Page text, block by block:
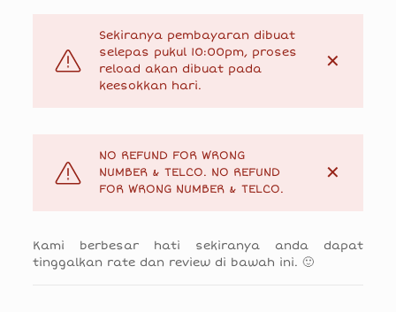
Sekiranya pembayaran dibuat
selepas pukul 10:00pm, proses
reload akan dibuat pada
keesokkan hari.
✕
NO REFUND FOR WRONG
NUMBER & TELCO. NO REFUND
FOR WRONG NUMBER & TELCO.
✕
Kami berbesar hati sekiranya anda dapat
tinggalkan rate dan review di bawah ini. 🙂